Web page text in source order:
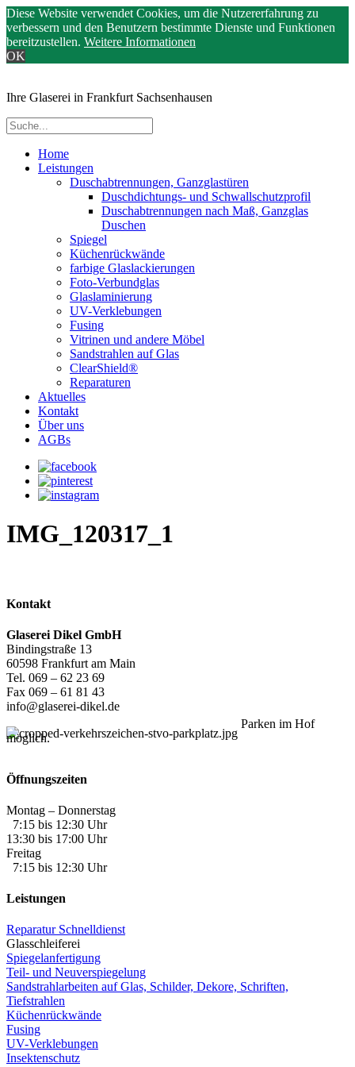
Diese Website verwendet Cookies, um die Nutzererfahrung zu
verbessern und den Benutzern bestimmte Dienste und Funktionen
bereitzustellen. Weitere Informationen
OK
Ihre Glaserei in Frankfurt Sachsenhausen
Home
Leistungen
Duschabtrennungen, Ganzglastüren
Duschdichtungs- und Schwallschutzprofil
Duschabtrennungen nach Maß, Ganzglas
Duschen
Spiegel
Küchenrückwände
farbige Glaslackierungen
Foto-Verbundglas
Glaslaminierung
UV-Verklebungen
Fusing
Vitrinen und andere Möbel
Sandstrahlen auf Glas
ClearShield®
Reparaturen
Aktuelles
Kontakt
Über uns
AGBs
IMG_120317_1
Kontakt
Glaserei Dikel GmbH
Bindingstraße 13
60598 Frankfurt am Main
Tel. 069 – 62 23 69
Fax 069 – 61 81 43
info@glaserei-dikel.de
Parken im Hof
möglich.
Öffnungszeiten
Montag – Donnerstag
7:15 bis 12:30 Uhr
13:30 bis 17:00 Uhr
Freitag
7:15 bis 12:30 Uhr
Leistungen
Reparatur Schnelldienst
Glasschleiferei
Spiegelanfertigung
Teil- und Neuverspiegelung
Sandstrahlarbeiten auf Glas, Schilder, Dekore, Schriften,
Tiefstrahlen
Küchenrückwände
Fusing
UV-Verklebungen
Insektenschutz